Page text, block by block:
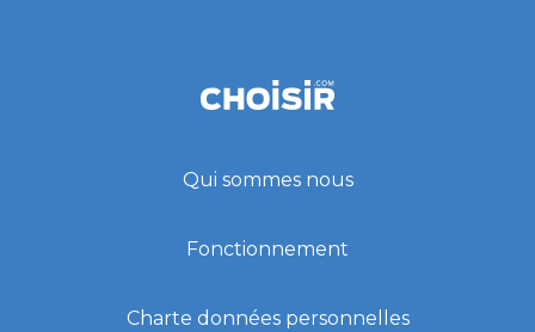
Qui sommes nous
Fonctionnement
Charte données personnelles